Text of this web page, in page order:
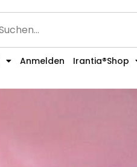
Anmelden Irantia®Shop